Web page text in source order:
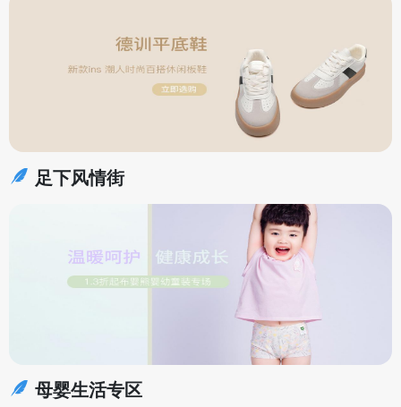
足下风情街
母婴生活专区